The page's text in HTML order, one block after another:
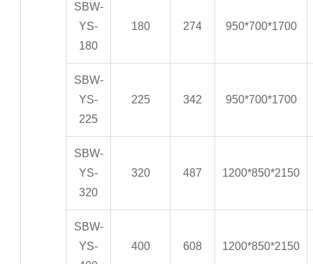
SBW-
YS-
180
180 274 950*700*1700
SBW-
YS-
225
225 342 950*700*1700
SBW-
YS-
320
320 487 1200*850*2150
SBW-
YS-
400 608 1200*850*2150